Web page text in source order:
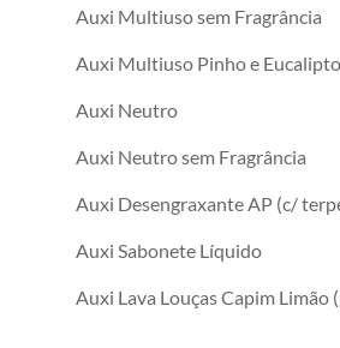
Auxi Multiuso sem Fragrância
Auxi Multiuso Pinho e Eucalipto
Auxi Neutro
Auxi Neutro sem Fragrância
Auxi Desengraxante AP (c/
Auxi Sabonete Líquido
Auxi Lava Louças Capim